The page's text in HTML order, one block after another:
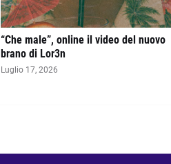
“Che male”, online il video del nuovo
brano di Lor3n
Luglio 17, 2026